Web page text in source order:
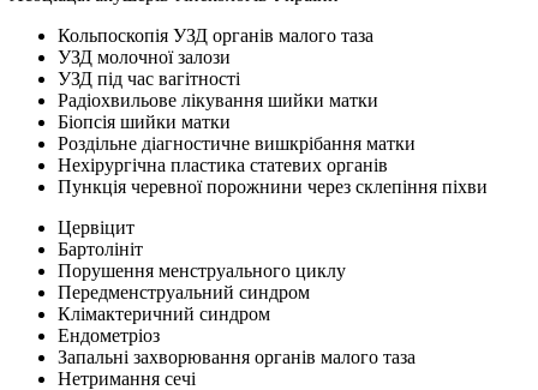
Кольпоскопія УЗД органів малого таза
УЗД молочної залози
УЗД під час вагітності
Радіохвильове лікування шийки матки
Біопсія шийки матки
Роздільне діагностичне вишкрібання матки
Нехірургічна пластика статевих органів
Пункція черевної порожнини через склепіння піхви
Цервіцит
Бартолініт
Порушення менструального циклу
Передменструальний синдром
Клімактеричний синдром
Ендометріоз
Запальні захворювання органів малого таза
Нетримання сечі